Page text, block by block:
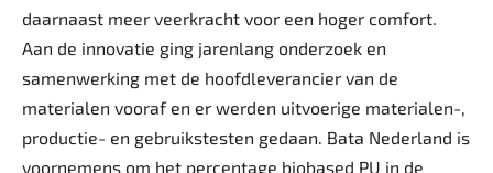
daarnaast meer veerkracht voor een hoger comfort.
Aan de innovatie ging jarenlang onderzoek en
samenwerking met de hoofdleverancier van de
materialen vooraf en er werden uitvoerige materialen-,
productie- en gebruikstesten gedaan. Bata Nederland is
voornemens om het percentage biobased PU in de